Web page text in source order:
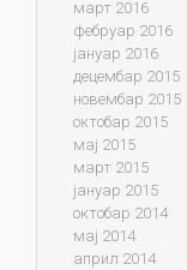
март 2016
фебруар 2016
јануар 2016
децембар 2015
новембар 2015
октобар 2015
мај 2015
март 2015
јануар 2015
октобар 2014
мај 2014
април 2014